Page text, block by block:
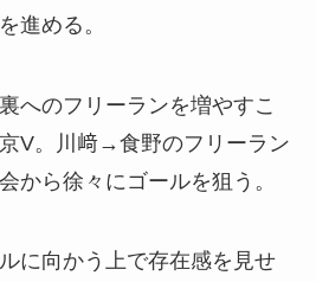
進める。
へのフリーランを増やすこ
V。川﨑→食野のフリーラン
から徐々にゴールを狙う。
に向かう上で存在感を見せ